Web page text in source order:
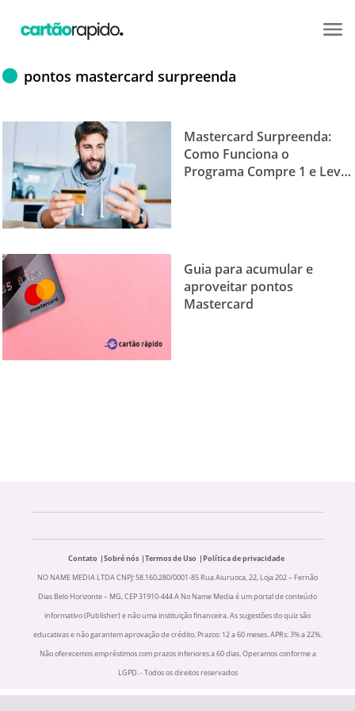
pontos mastercard surpreenda
Mastercard Surpreenda:
Como Funciona o
Programa Compre 1 e Leve
Guia para acumular e
aproveitar pontos
Mastercard
Contato Sobré nós Termos de Uso
Política de privacidade
NO NAME MEDIA LTDA CNPJ: 58.160.280/0001-85 Rua Aiuruoca, 22, Loja 202 – Fernão
Dias Belo Horizonte – MG, CEP 31910-444 A No Name Media é um portal de conteúdo
informativo (Publisher) e não uma instituição financeira. As sugestões do quiz são
educativas e não garantem aprovação de crédito. Prazos: 12 a 60 meses. APRs: 3% a 22%.
Não oferecemos empréstimos com prazos inferiores a 60 dias. Operamos conforme a
LGPD. - Todos os direitos reservados